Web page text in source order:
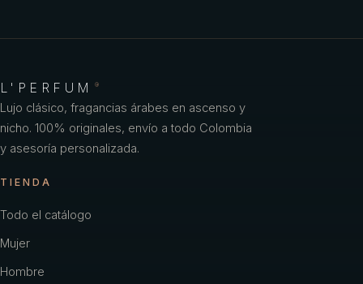
Britney Spears
Burberry
Calvin Klein
Carolina Herrera
Cartier
L'PERFUM ®
Lujo clásico, fragancias árabes en ascenso y
nicho. 100% originales, envío a todo Colombia
y asesoría personalizada.
TIENDA
Todo el catálogo
Mujer
Hombre